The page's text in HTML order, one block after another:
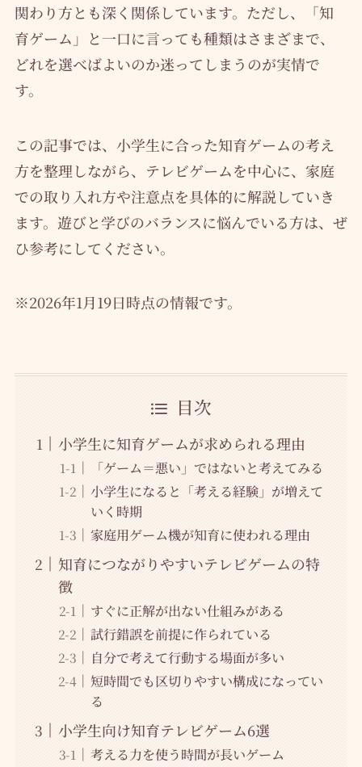
関わり方とも深く関係しています。ただし、「知
育ゲーム」と一口に言っても種類はさまざまで、
どれを選べばよいのか迷ってしまうのが実情で
す。
この記事では、小学生に合った知育ゲームの考え
方を整理しながら、テレビゲームを中心に、家庭
での取り入れ方や注意点を具体的に解説していき
ます。遊びと学びのバランスに悩んでいる方は、ぜ
ひ参考にしてください。
※2026年1月19日時点の情報です。
目次
小学生に知育ゲームが求められる理由
「ゲーム＝悪い」ではないと考えてみる
小学生になると「考える経験」が増えて
いく時期
家庭用ゲーム機が知育に使われる理由
知育につながりやすいテレビゲームの特
徴
すぐに正解が出ない仕組みがある
試行錯誤を前提に作られている
自分で考えて行動する場面が多い
短時間でも区切りやすい構成になってい
る
小学生向け知育テレビゲーム6選
考える力を使う時間が長いゲーム